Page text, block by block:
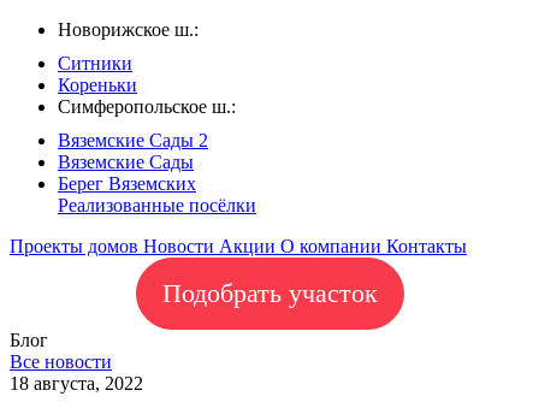
Новорижское ш.:
Ситники
Кореньки
Симферопольское ш.:
Вяземские Сады 2
Вяземские Сады
Берег Вяземскиx
Реализованные посёлки
Проекты домов Новости Акции О компании Контакты
Подобрать участок
Блог
Все новости
18 августа, 2022